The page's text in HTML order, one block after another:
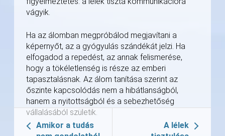
vágyik.
Ha az álomban megpróbálod megjavítani a
képernyőt, az a gyógyulás szándékát jelzi. Ha
elfogadod a repedést, az annak felismerése,
hogy a tökéletlenség is része az emberi
tapasztalásnak. Az álom tanítása szerint az
őszinte kapcsolódás nem a hibátlanságból,
hanem a nyitottságból és a sebezhetőség
vállalásából születik.
Amikor a tudás
A lélek